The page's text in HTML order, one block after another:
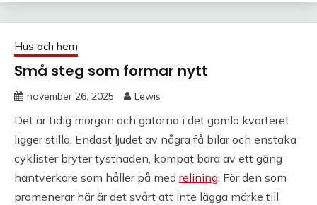
Hus och hem
Små steg som formar nytt
november 26, 2025 Lewis
Det är tidig morgon och gatorna i det gamla kvarteret
ligger stilla. Endast ljudet av några få bilar och enstaka
cyklister bryter tystnaden, kompat bara av ett gäng
hantverkare som håller på med relining. För den som
promenerar här är det svårt att inte lägga märke till